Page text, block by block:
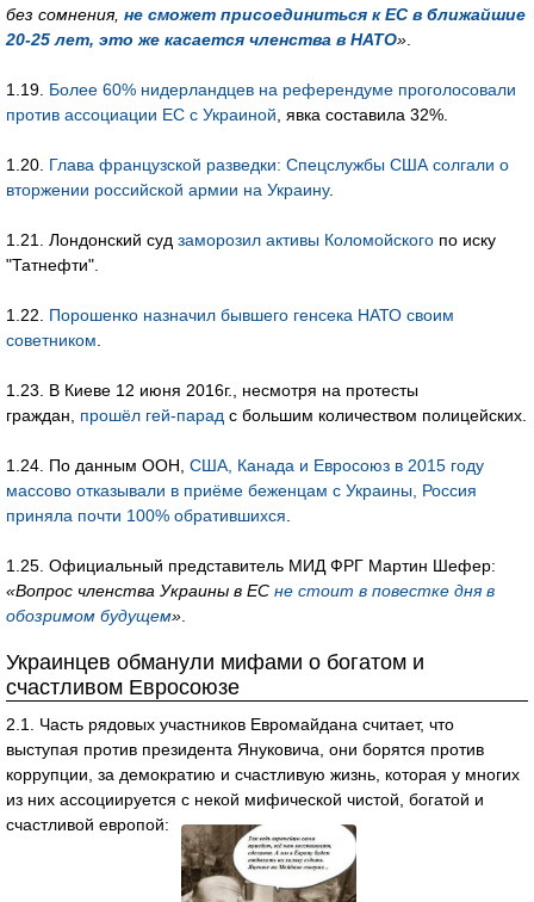
без сомнения, не сможет присоединиться к ЕС в ближайшие
20-25 лет, это же касается членства в НАТО»
1.19. Более 60% нидерландцев на референдуме проголосовали
против ассоциации ЕС с Украиной , явка составила 32%.
1.20. Глава французской разведки: Спецслужбы США солгали о
вторжении российской армии на Украину.
1.21. Лондонский суд заморозил активы Коломойского по иску
"Татнефти".
1.22. Порошенко назначил бывшего генсека НАТО своим
советником
1.23. В Киеве 12 июня 2016г., несмотря на протесты
граждан, прошёл гей-парад с большим количеством полицейских.
1.24. По данным ООН, США, Канада и Евросоюз в 2015 году
массово отказывали в приёме беженцам с Украины, Россия
приняла почти 100% обратившихся
1.25. Официальный представитель МИД ФРГ Мартин Шефер:
«Вопрос членства Украины в ЕС не стоит в повестке дня в
обозримом будущем»
Украинцев обманули мифами о богатом и
счастливом Евросоюзе
2.1. Часть рядовых участников Евромайдана считает, что
выступая против президента Януковича, они борятся против
коррупции, за демократию и счастливую жизнь, которая у многих
из них ассоциируется с некой мифической чистой, богатой и
счастливой европой: